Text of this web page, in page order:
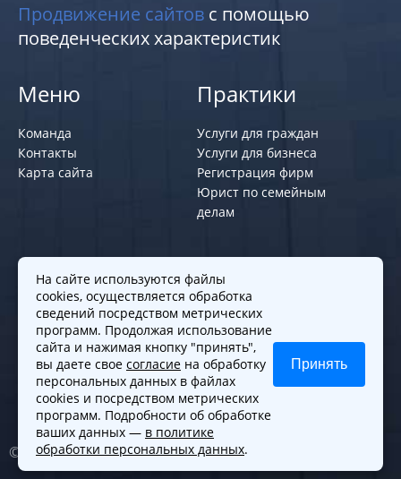
Продвижение сайтов с помощью
поведенческих характеристик
Меню
Команда
Контакты
Карта сайта
Практики
Услуги для граждан
Услуги для бизнеса
Регистрация фирм
Юрист по семейным
делам
Политики и правила
Политика обработки персональных
данных
Согласие на обработку cookies
Согласие на обработку персональных
данных
© 2010-2026. Все права защищены
На сайте используются файлы
cookies, осуществляется обработка
сведений посредством метрических
программ. Продолжая использование
сайта и нажимая кнопку "принять",
вы даете свое согласие на обработку
персональных данных в файлах
cookies и посредством метрических
программ. Подробности об обработке
ваших данных — в политике
обработки персональных данных.
Принять